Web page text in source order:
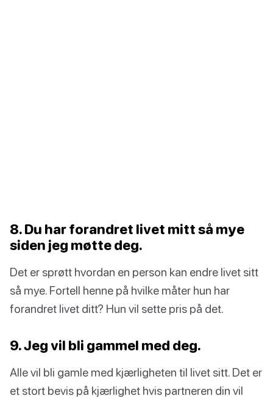
8. Du har forandret livet mitt så mye
siden jeg møtte deg.
Det er sprøtt hvordan en person kan endre livet sitt
så mye. Fortell henne på hvilke måter hun har
forandret livet ditt? Hun vil sette pris på det.
9. Jeg vil bli gammel med deg.
Alle vil bli gamle med kjærligheten til livet sitt. Det er
et stort bevis på kjærlighet hvis partneren din vil